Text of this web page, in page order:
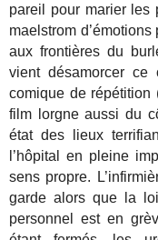
pareil pour marier les
maelstrom
aux frontières du
vient désamorcer ce
comique de répétition
film lorgne aussi du
état des lieux
l’hôpital en pleine
sens propre.
garde alors que la
personnel est en